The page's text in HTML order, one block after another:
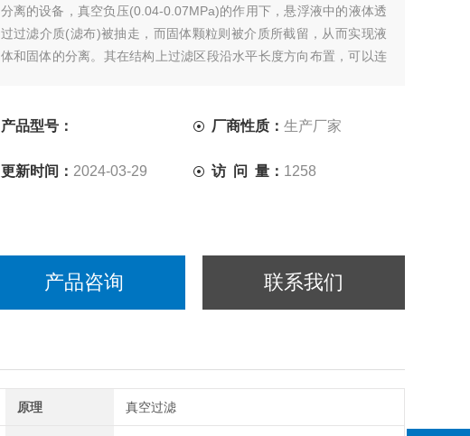
分离的设备，真空负压(0.04-0.07MPa)的作用下，悬浮液中的液体透
过过滤介质(滤布)被抽走，而固体颗粒则被介质所截留，从而实现液
体和固体的分离。其在结构上过滤区段沿水平长度方向布置，可以连
产品型号： 厂商性质：生产厂家
更新时间： 2024-03-29 访 问 量： 1258
产品咨询 联系我们
原理 真空过滤